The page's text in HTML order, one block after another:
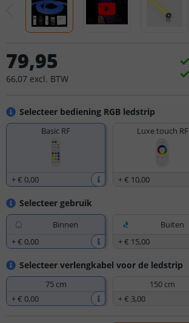
Selecteer bediening RGB ledstrip
Basic RF
+€ 0,00
Luxe touch RF
+€ 10,00
Selecteer gebruik
Binnen
+€ 0,00
Buiten
+€ 15,00
Selecteer verlengkabel voor de ledstrip
75 cm
+€ 0,00
150 cm
+€ 3,00
79,95
66,07 excl. BTW